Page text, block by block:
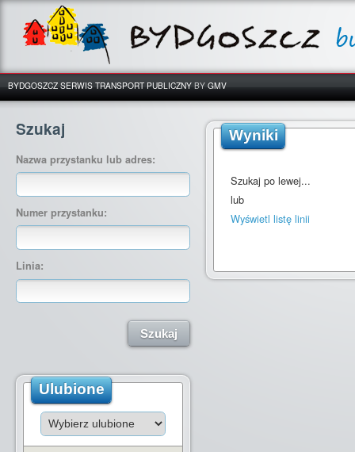
BYDGOSZCZ SERWIS TRANSPORT PUBLICZNYBYGMV
Szukaj
Nazwa przystanku lub adres:
Numer przystanku:
Linia:
Ulubione
Wyniki
Szukaj po lewej...
lub
Wyświetl listę linii